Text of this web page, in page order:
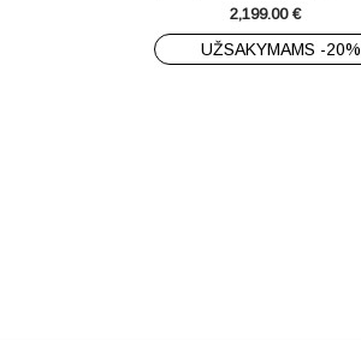
2,199.00 €
UŽSAKYMAMS -20%